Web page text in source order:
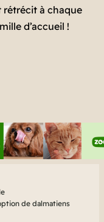
rétrécit à chaque
d’accueil !
de dalmatiens